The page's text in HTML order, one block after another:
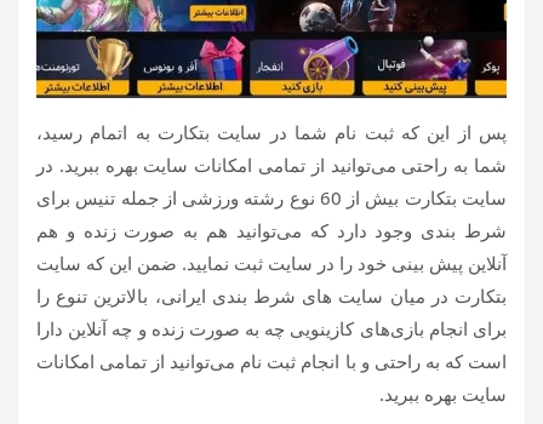
پس از این که ثبت نام شما در سایت بتکارت به اتمام رسید،
شما به راحتی می‌توانید از تمامی امکانات سایت بهره ببرید. در
سایت بتکارت بیش از 60 نوع رشته ورزشی از جمله تنیس برای
شرط بندی وجود دارد که می‌توانید هم به صورت زنده و هم
آنلاین پیش بینی خود را در سایت ثبت نمایید. ضمن این که سایت
بتکارت در میان سایت های شرط بندی ایرانی، بالاترین تنوع را
برای انجام بازی‌های کازینویی چه به صورت زنده و چه آنلاین دارا
است که به راحتی و با انجام ثبت نام می‌توانید از تمامی امکانات
سایت بهره ببرید.